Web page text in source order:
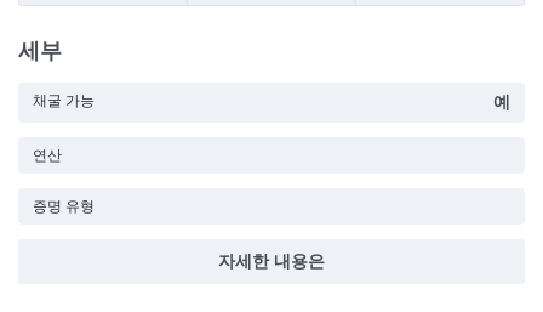
세부
채굴 가능 예
연산
증명 유형
자세한 내용은